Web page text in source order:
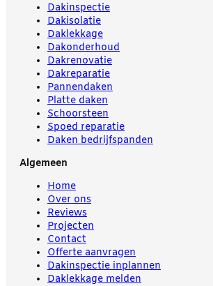
Dakinspectie
Dakisolatie
Daklekkage
Dakonderhoud
Dakrenovatie
Dakreparatie
Pannendaken
Platte daken
Schoorsteen
Spoed reparatie
Daken bedrijfspanden
Algemeen
Home
Over ons
Reviews
Projecten
Contact
Offerte aanvragen
Dakinspectie inplannen
Daklekkage melden